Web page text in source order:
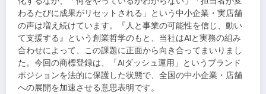
わるたびに成果がリセットされる」という中小企業・実店舗
の声は増え続けています。『人と事業の可能性を信じ、動い
て支援する』という創業哲学のもと、当社はAIと実務の組み
合わせによって、この課題に正面から向き合ってまいりまし
た。今回の商標登録は、「AIダッシュ運用」というブランド
ポジションを法的に保護した状態で、全国の中小企業・店舗
への展開を加速させる意思表明です。